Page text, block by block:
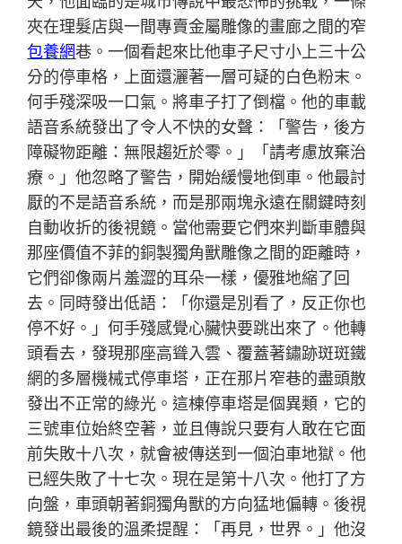
夾在理髮店與一間專賣金屬雕像的畫廊之間的窄
包養網巷。一個看起來比他車子尺寸小上三十公
分的停車格，上面還灑著一層可疑的白色粉末。
何手殘深吸一口氣。將車子打了倒檔。他的車載
語音系統發出了令人不快的女聲：「警告，後方
障礙物距離：無限趨近於零。」「請考慮放棄治
療。」他忽略了警告，開始緩慢地倒車。他最討
厭的不是語音系統，而是那兩塊永遠在關鍵時刻
自動收折的後視鏡。當他需要它們來判斷車體與
那座價值不菲的銅製獨角獸雕像之間的距離時，
它們卻像兩片羞澀的耳朵一樣，優雅地縮了回
去。同時發出低語：「你還是別看了，反正你也
停不好。」何手殘感覺心臟快要跳出來了。他轉
頭看去，發現那座高聳入雲、覆蓋著鏽跡斑斑鐵
網的多層機械式停車塔，正在那片窄巷的盡頭散
發出不正常的綠光。這棟停車塔是個異類，它的
三號車位始終空著，並且傳說只要有人敢在它面
前失敗十八次，就會被傳送到一個泊車地獄。他
已經失敗了十七次。現在是第十八次。他打了方
向盤，車頭朝著銅獨角獸的方向猛地偏轉。後視
鏡發出最後的溫柔提醒：「再見，世界。」他沒